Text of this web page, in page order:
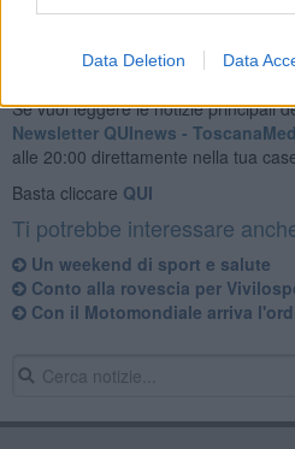
Data Deletion Data
Se vuoi leggere le notizie principali
Newsletter QUInews -
alle 20:00 direttamente nella tua
Basta cliccare QUI
Ti potrebbe interessare
Un weekend di sport e salute
Conto alla rovescia per
Con il Motomondiale arriva